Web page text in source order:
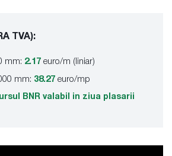
TVA):
mm: 2.17 euro/m (liniar)
mm: 38.27 euro/mp
BNR valabil in ziua plasarii